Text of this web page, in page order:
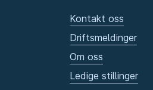
Kontakt oss
Driftsmeldinger
Om oss
Ledige stillinger